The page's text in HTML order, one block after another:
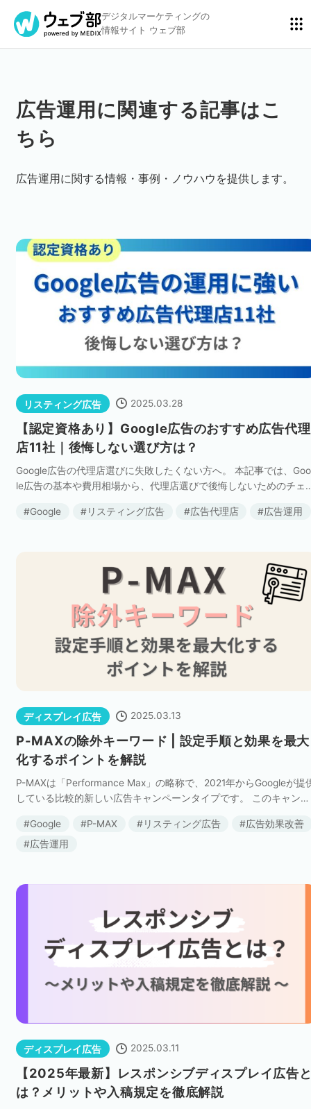
デジタルマーケティングの
情報サイト ウェブ部
リスティング広告 BtoBマーケティング
Webサイト構築 EC
ネット市場調査データ フィード広告
SEO
CRM KARTE
実績・事例
セミナー
お問い合わせ
プライバシーポリシー
広告運用に関連する記事はこ
ちら
広告運用に関する情報・事例・ノウハウを提供します。
リスティング広告 2025.03.28
【認定資格あり】Google広告のおすすめ広告代理
店11社｜後悔しない選び方は？
Google広告の代理店選びに失敗したくない方へ。 本記事では、
le広告の基本や費用相場から、代理店選びで後悔しないためのチェ
トナーの中から厳 […]
Google リスティング広告 広告代理店 広告運用
ディスプレイ広告 2025.03.13
P-MAXの除外キーワード | 設定手順と効果を最大
化するポイントを解説
P-MAXは「Performance Max」の略称で、2021年からGoogleが提
している比較的新しい広告キャンペーンタイプです。 このキャンペ
e・ […]
Google P-MAX リスティング広告
広告効果改善
広告運用
ディスプレイ広告 2025.03.11
【2025年最新】レスポンシブディスプレイ広告
は？メリットや入稿規定を徹底解説